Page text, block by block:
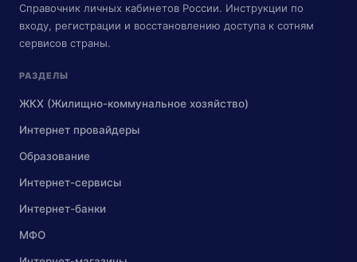
Справочник личных кабинетов России. Инструкции по
входу, регистрации и восстановлению доступа к сотням
сервисов страны.
РАЗДЕЛЫ
ЖКХ (Жилищно-коммунальное хозяйство)
Интернет провайдеры
Образование
Интернет-сервисы
Интернет-банки
МФО